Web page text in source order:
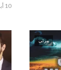
10 أبريل، 2020
مرئي